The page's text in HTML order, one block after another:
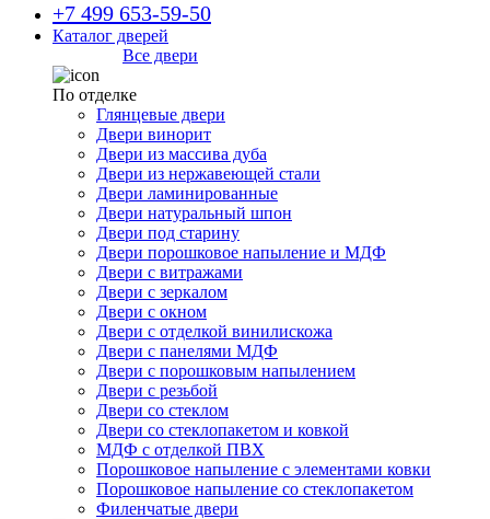
+7 499 653-59-50
Каталог дверей
Все двери
По отделке
Глянцевые двери
Двери винорит
Двери из массива дуба
Двери из нержавеющей стали
Двери ламинированные
Двери натуральный шпон
Двери под старину
Двери порошковое напыление и МДФ
Двери с витражами
Двери с зеркалом
Двери с окном
Двери с отделкой винилискожа
Двери с панелями МДФ
Двери с порошковым напылением
Двери с резьбой
Двери со стеклом
Двери со стеклопакетом и ковкой
МДФ с отделкой ПВХ
Порошковое напыление с элементами ковки
Порошковое напыление со стеклопакетом
Филенчатые двери